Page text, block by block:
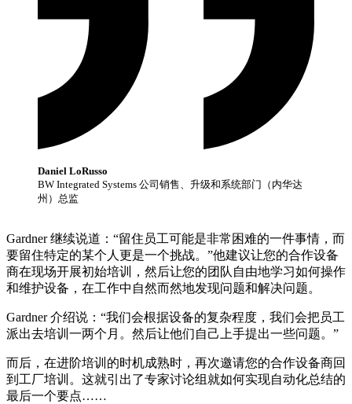
Daniel LoRusso
BW Integrated Systems 公司销售、升级和系统部门（内华达
州）总监
Gardner 继续说道：“留住员工可能是非常困难的一件事情，而
要留住特定的某个人更是一个挑战。”他建议让您的合作设备
商在现场开展初始培训，然后让您的团队自由地学习如何操作
和维护设备，在工作中自然而然地发现问题和解决问题。
Gardner 介绍说：“我们会根据设备的复杂程度，我们会把员工
派出去培训一两个月。然后让他们自己上手提出一些问题。”
而后，在进阶培训的时机成熟时，再次邀请您的合作设备商回
到工厂培训。这就引出了专家讨论组就如何实现自动化总结的
最后一个要点……